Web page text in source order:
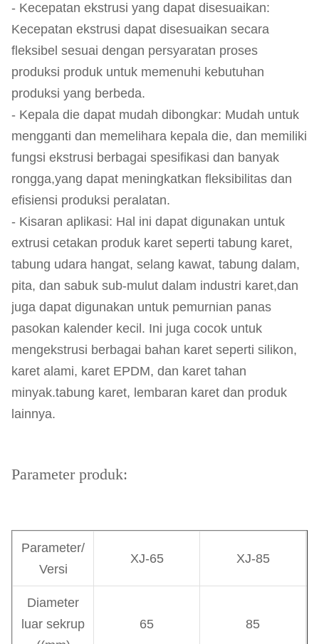
- Kecepatan ekstrusi yang dapat disesuaikan:
Kecepatan ekstrusi dapat disesuaikan secara
fleksibel sesuai dengan persyaratan proses
produksi produk untuk memenuhi kebutuhan
produksi yang berbeda.
- Kepala die dapat mudah dibongkar: Mudah untuk
mengganti dan memelihara kepala die, dan memiliki
fungsi ekstrusi berbagai spesifikasi dan banyak
rongga,yang dapat meningkatkan fleksibilitas dan
efisiensi produksi peralatan.
- Kisaran aplikasi: Hal ini dapat digunakan untuk
extrusi cetakan produk karet seperti tabung karet,
tabung udara hangat, selang kawat, tabung dalam,
pita, dan sabuk sub-mulut dalam industri karet,dan
juga dapat digunakan untuk pemurnian panas
pasokan kalender kecil. Ini juga cocok untuk
mengekstrusi berbagai bahan karet seperti silikon,
karet alami, karet EPDM, dan karet tahan
minyak.tabung karet, lembaran karet dan produk
lainnya.
Parameter produk:
Parameter/
Versi
XJ-65 XJ-85
Diameter
luar sekrup
65 85